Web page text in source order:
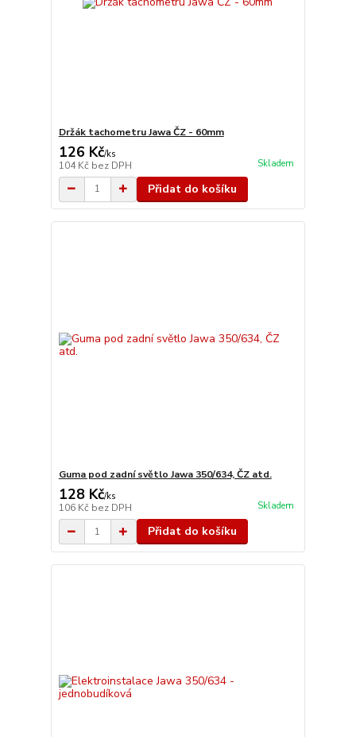
Držák tachometru Jawa ČZ - 60mm
126 Kč/ks
104 Kč bez DPH Skladem
Přidat do košíku
Guma pod zadní světlo Jawa 350/634, ČZ atd.
128 Kč/ks
106 Kč bez DPH Skladem
Přidat do košíku